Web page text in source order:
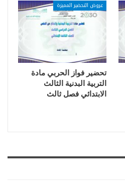
عروض التحضير المميزة
تحضير فواز الحربي مادة
التربية البدنية الثالث
الابتدائي فصل ثالث